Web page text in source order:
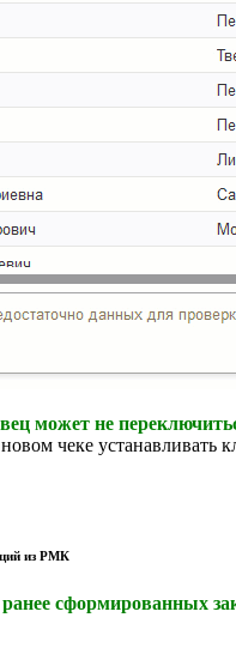
может не
чеке
из РМК
сформированных